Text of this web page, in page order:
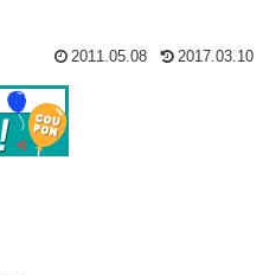
2011.05.08 2017.03.10